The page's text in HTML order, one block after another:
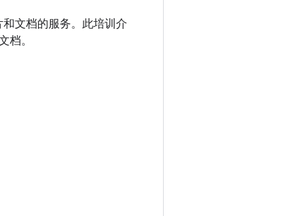
文档的服务。此培训介
档。